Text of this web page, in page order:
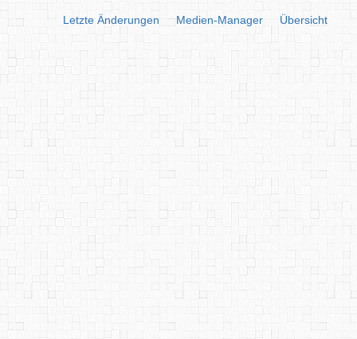
Letzte Änderungen Medien-Manager Übersicht